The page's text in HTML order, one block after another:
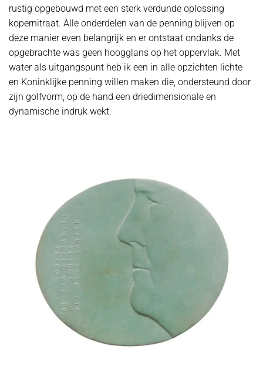
rustig opgebouwd met een sterk verdunde oplossing
kopernitraat. Alle onderdelen van de penning blijven op
deze manier even belangrijk en er ontstaat ondanks de
opgebrachte was geen hoogglans op het oppervlak. Met
water als uitgangspunt heb ik een in alle opzichten lichte
en Koninklijke penning willen maken die, ondersteund door
zijn golfvorm, op de hand een driedimensionale en
dynamische indruk wekt.